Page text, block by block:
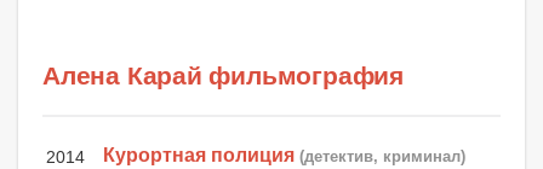
Алена Карай фильмография
2014 Курортная полиция (детектив, криминал)